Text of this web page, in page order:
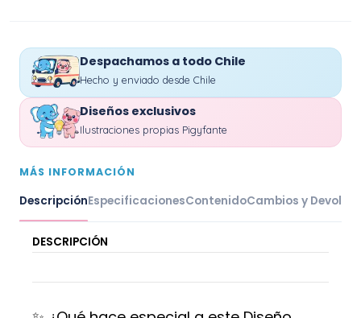
Despachamos a todo Chile
Hecho y enviado desde Chile
Diseños exclusivos
Ilustraciones propias Pigyfante
MÁS INFORMACIÓN
DescripciónEspecificacionesContenidoCambios y
DESCRIPCIÓN